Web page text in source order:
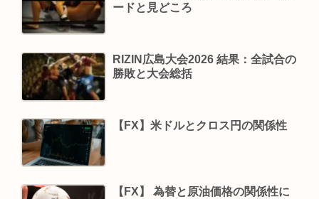
ードと見どころ
RIZIN広島大会2026 結果：全試合の
勝敗と大会総括
【FX】米ドルとクロス円の関係性
【FX】 為替と原油価格の関係性に